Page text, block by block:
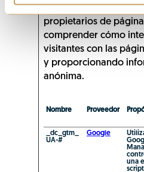
Las cookies
propietarios de
comprender cómo
visitantes con las
y proporcionando
anónima.
Nombre Proveedor
_dc_gtm_
UA-#
Google
una